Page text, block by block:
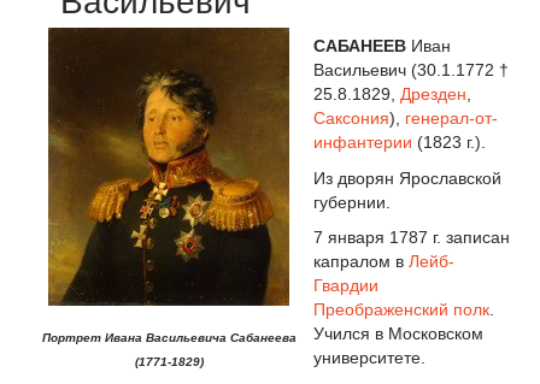
Портрет Ивана Васильевича Сабанеева
(1771-1829)
САБАНЕЕВ Иван
Васильевич (30.1.1772 †
25.8.1829, Дрезден
Саксония), генерал-от-
инфантерии (1823 г.).
Из дворян Ярославской
губернии.
7 января 1787 г. записан
капралом в Лейб-
Гвардии
Преображенский полк.
Учился в Московском
университете.